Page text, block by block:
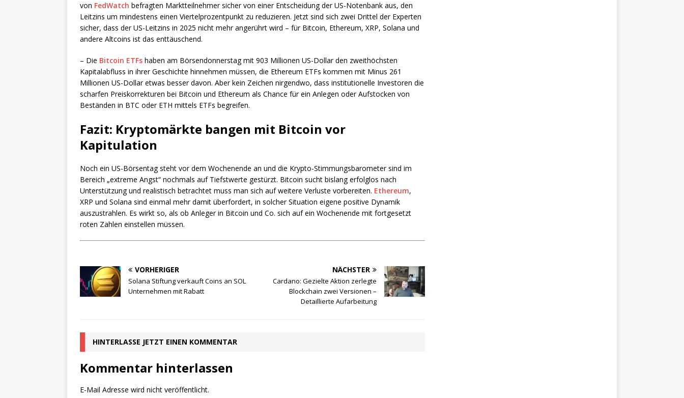
von FedWatch befragten Marktteilnehmer sicher von einer Entscheidung der US-Notenbank aus, den
Leitzins um mindestens einen Viertelprozentpunkt zu reduzieren. Jetzt sind sich zwei Drittel der Experten
sicher, dass der US-Leitzins in 2025 nicht mehr angerührt wird – für Bitcoin, Ethereum, XRP, Solana und
andere Altcoins ist das enttäuschend.
– Die Bitcoin ETFs haben am Börsendonnerstag mit 903 Millionen US-Dollar den zweithöchsten
Kapitalabfluss in ihrer Geschichte hinnehmen müssen, die Ethereum ETFs kommen mit Minus 261
Millionen US-Dollar etwas besser davon. Aber kein Zeichen nirgendwo, dass institutionelle Investoren die
scharfen Preiskorrekturen bei Bitcoin und Ethereum als Chance für ein Anlegen oder Aufstocken von
Beständen in BTC oder ETH mittels ETFs begreifen.
Fazit: Kryptomärkte bangen mit Bitcoin vor
Kapitulation
Noch ein US-Börsentag steht vor dem Wochenende an und die Krypto-Stimmungsbarometer sind im
Bereich „extreme Angst“ nochmals auf Tiefstwerte gestürzt. Bitcoin sucht bislang erfolglos nach
Unterstützung und realistisch betrachtet muss man sich auf weitere Verluste vorbereiten. Ethereum,
XRP und Solana sind einmal mehr damit überfordert, in solcher Situation eigene positive Dynamik
auszustrahlen. Es wirkt so, als ob Anleger in Bitcoin und Co. sich auf ein Wochenende mit fortgesetzt
roten Zahlen einstellen müssen.
VORHERIGER
Solana Stiftung verkauft Coins an SOL
Unternehmen mit Rabatt
NÄCHSTER
Cardano: Gezielte Aktion zerlegte
Blockchain zwei Versionen –
Detaillierte Aufarbeitung
HINTERLASSE JETZT EINEN KOMMENTAR
Kommentar hinterlassen
E-Mail Adresse wird nicht veröffentlicht.